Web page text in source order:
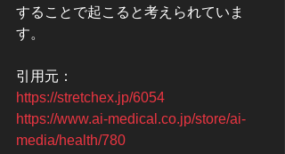
することで起こると考えられていま
す。
引用元：
https://stretchex.jp/6054
https://www.ai-medical.co.jp/store/ai-
media/health/780